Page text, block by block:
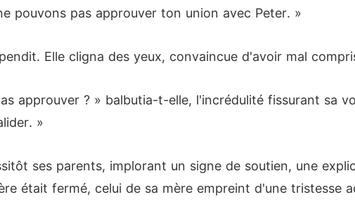
pouvons pas approuver ton union avec Peter. »
Elle cligna des yeux, convaincue d'avoir mal
approuver ? » balbutia-t-elle, l'incrédulité fissurant sa
»
ses parents, implorant un signe de soutien, une
était fermé, celui de sa mère empreint d'une tristesse